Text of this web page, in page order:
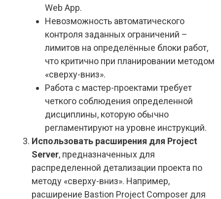
Web App.
Невозможность автоматического
контроля заданных ограничений –
лимитов на определённые блоки работ,
что критично при планировании методом
«сверху-вниз».
Работа с мастер-проектами требует
четкого соблюдения определенной
дисциплины, которую обычно
регламентируют на уровне инструкций.
Использовать расширения для Project
Server, предназначенных для
распределенной детализации проекта по
методу «сверху-вниз». Например,
расширение Bastion Project Composer для